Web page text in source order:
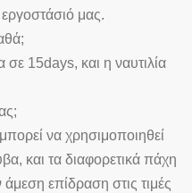
μας.
15days, και η ναυτιλία
να χρησιμοποιηθεί
και τα διαφορετικά πάχη
επίδραση στις τιμές